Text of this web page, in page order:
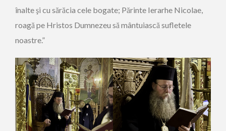
înalte şi cu sărăcia cele bogate; Părinte Ierarhe Nicolae,
roagă pe Hristos Dumnezeu să mântuiască sufletele
noastre.”